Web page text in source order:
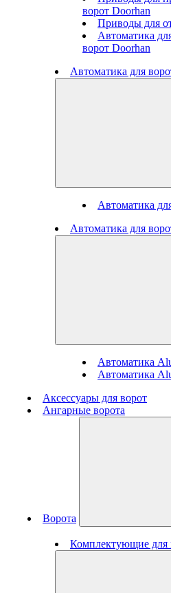
ворот Doorhan
Приводы для
Автоматика
ворот Doorhan
Автоматика для
Автоматика
Автоматика для
Автоматика
Автоматика
Аксессуары для ворот
Ангарные ворота
Ворота
Комплектующие для